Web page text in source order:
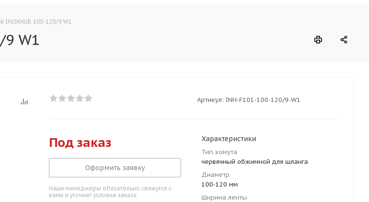
INOXHUB 100-120/9 W1
W1
Артикул: INH-F101-100-120/9-W1
Под заказ
Оформить заявку
Наши менеджеры обязательно свяжутся с
вами и уточнят условия заказа
Характеристики
Тип хомута
червячный обжимной для шланга
Диаметр
100-120 мм
Ширина ленты